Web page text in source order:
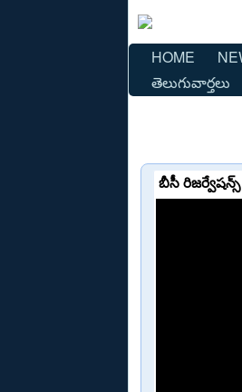
HOME
తెలుగువార్తలు
బీసీ రిజర్వేషన్స్